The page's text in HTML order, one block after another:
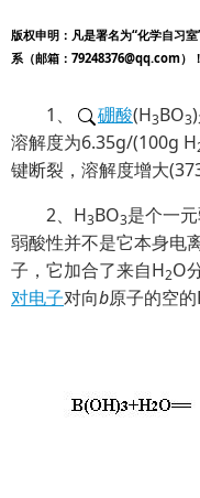
版权申明 ：凡是署名为“化学自习
系（邮箱：79248376@qq.com）！
1、 硼酸(H3BO3
溶解度为6.35g/(100g H
键断裂，溶解度增大
2、H3BO3是个一元
弱酸性并不是它本身电
子，它加合了来自H2O
对电子对向b原子的空